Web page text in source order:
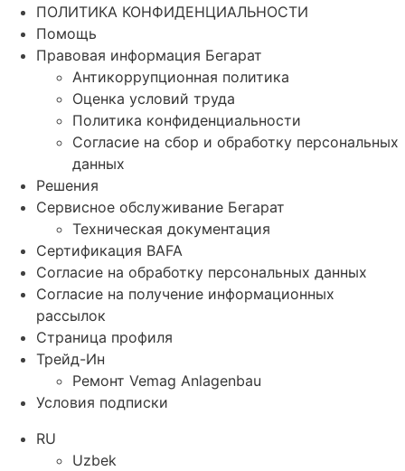
ПОЛИТИКА КОНФИДЕНЦИАЛЬНОСТИ
Помощь
Правовая информация Бегарат
Антикоррупционная политика
Оценка условий труда
Политика конфиденциальности
Согласие на сбор и обработку персональных
данных
Решения
Сервисное обслуживание Бегарат
Техническая документация
Сертификация BAFA
Согласие на обработку персональных данных
Согласие на получение информационных
рассылок
Страница профиля
Трейд-Ин
Ремонт Vemag Anlagenbau
Условия подписки
RU
Uzbek